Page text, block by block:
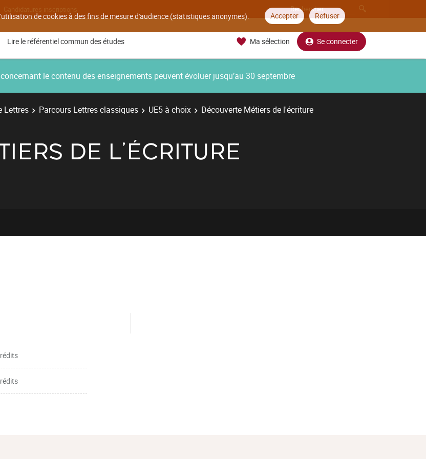
de cookies à des fins de mesure d'audience (statistiques anonymes). Accepter Refuser
Candidatures inscriptions
Lire le référentiel commun des études Ma sélection Se connecter
le contenu des enseignements peuvent évoluer jusqu’au 30 septembre
Lettres Parcours Lettres classiques UE5 à choix Découverte Métiers de l'écriture
DE L'ÉCRITURE